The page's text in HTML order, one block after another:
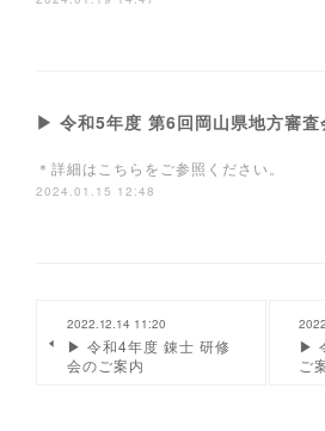
▶ 令和5年度 第6回岡山県地方審査
＊詳細はこちらをご参照ください。
2024.01.15 12:48
2022.12.14 11:20
▶ 令和4年度 錬士 研修
会のご案内
▶
ご